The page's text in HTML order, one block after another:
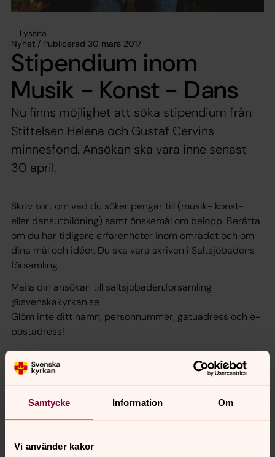
Samtycke Information Om
Vi använder kakor
Lyssna
Nyhet / Publicerad 30 mars 2017
Stipendium inom
Musik - Konst - Dans
Nu finns möjlighet att söka stipendium från
Stiftelsen Helena och Gustaf Cervins
minnesfond. Ansökan ska vara inne senast
30 april.
Skriv kort om vad du söker pengar till (musik- konst-
eller dansutbildning) samt önskemål om belopp. Berätta
om du har tidigare erfarenheter inom området och om
dina mål och idéer. Du ska vara skriven i Saltsjöbadens
församling.
Maila din ansökan till saltsjobaden.forsamling
@svenskakyrkan.se
Glöm inte ditt namn, personnummer, gatuadress och e-
postadress!
Ladda ned ansökningsblankett
innehåll?